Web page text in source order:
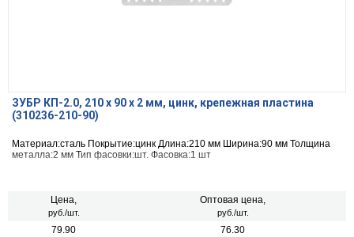
ЗУБР КП-2.0, 210 x 90 x 2 мм, цинк, крепежная пластина
(310236-210-90)
Материал:сталь Покрытие:цинк Длина:210 мм Ширина:90 мм Толщина
металла:2 мм Тип фасовки:шт. Фасовка:1 шт
Цена,
руб./шт.
Оптовая цена,
руб./шт.
79.90 76.30